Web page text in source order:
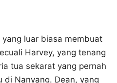
yang luar biasa membuat
Harvey, yang tenang
tua sekarat yang pernah
di Nanyang. Dean, yang